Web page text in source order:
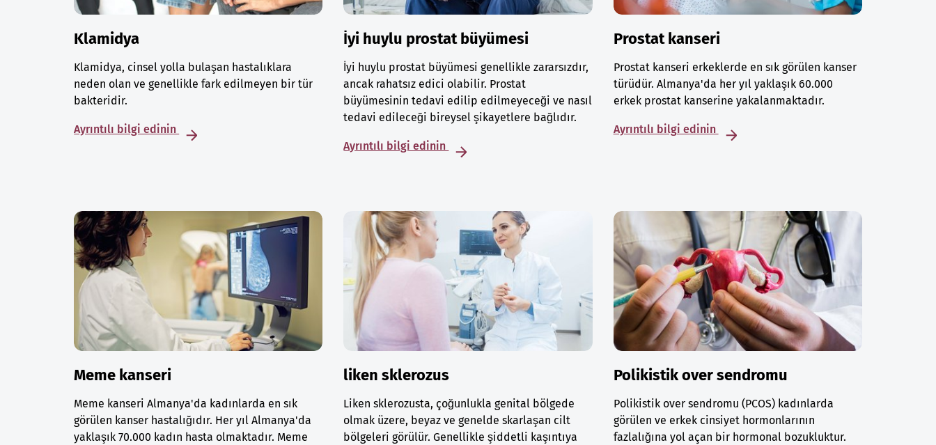
Klamidya
Klamidya, cinsel yolla bulaşan hastalıklara
neden olan ve genellikle fark edilmeyen bir tür
bakteridir.
Ayrıntılı bilgi edinin
İyi huylu prostat büyümesi
İyi huylu prostat büyümesi genellikle zararsızdır,
ancak rahatsız edici olabilir. Prostat
büyümesinin tedavi edilip edilmeyeceği ve nasıl
tedavi edileceği bireysel şikayetlere bağlıdır.
Ayrıntılı bilgi edinin
Prostat kanseri
Prostat kanseri erkeklerde en sık görülen kanser
türüdür. Almanya'da her yıl yaklaşık 60.000
erkek prostat kanserine yakalanmaktadır.
Ayrıntılı bilgi edinin
Meme kanseri
Meme kanseri Almanya'da kadınlarda en sık
görülen kanser hastalığıdır. Her yıl Almanya'da
yaklaşık 70.000 kadın hasta olmaktadır. Meme
liken sklerozus
Liken sklerozusta, çoğunlukla genital bölgede
olmak üzere, beyaz ve genelde skarlaşan cilt
bölgeleri görülür. Genellikle şiddetli kaşıntıya
Polikistik over sendromu
Polikistik over sendromu (PCOS) kadınlarda
görülen ve erkek cinsiyet hormonlarının
fazlalığına yol açan bir hormonal bozukluktur.